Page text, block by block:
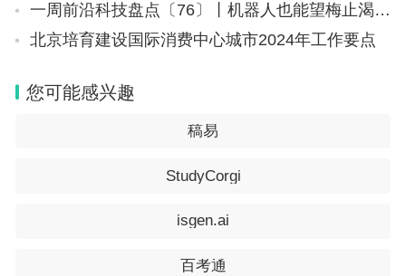
一周前沿科技盘点〔76〕丨机器人也能望梅止渴？他们首次提出“机器联觉”；让光速减慢1万多倍，这块芯片什么来头？
北京培育建设国际消费中心城市2024年工作要点
您可能感兴趣
稿易
StudyCorgi
isgen.ai
百考通